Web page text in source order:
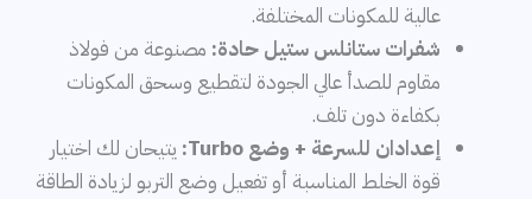
عالية للمكونات المختلفة.
شفرات ستانلس ستيل حادة: مصنوعة من فولاذ
مقاوم للصدأ عالي الجودة لتقطيع وسحق المكونات
بكفاءة دون تلف.
إعدادان للسرعة + وضع Turbo:
يتيحان لك اختيار
قوة الخلط المناسبة أو تفعيل وضع التربو لزيادة الطاقة